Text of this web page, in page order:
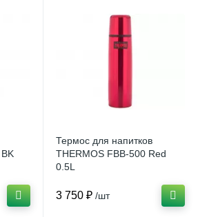
Термос для напитков
THERMOS FBB-500 Red
0.5L
3 750 ₽ /шт